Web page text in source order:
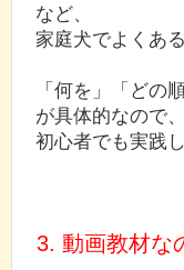
など、
家庭犬でよくあ
「何を」「どの
が具体的なので、
初心者でも実践
3. 動画教材な